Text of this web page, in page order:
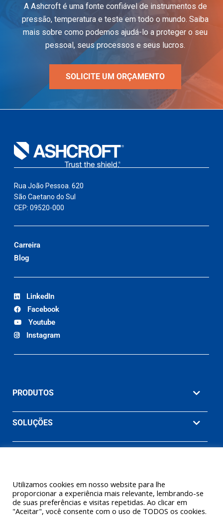
A Ashcroft é uma fonte confiável de instrumentos de
pressão, temperatura e teste em todo o mundo. Saiba
mais sobre como podemos ajudá-lo a proteger o seu
pessoal, seus processos e seus lucros.
SOLICITE UM ORÇAMENTO
Rua João Pessoa. 620
São Caetano do Sul
CEP: 09520-000
Carreira
Blog
LinkedIn
Facebook
Youtube
Instagram
PRODUTOS
SOLUÇÕES
EMPRESA
Utilizamos cookies em nosso website para lhe
proporcionar a experiência mais relevante, lembrando-se
de suas preferências e visitas repetidas. Ao clicar em
"Aceitar", você consente com o uso de TODOS os cookies.